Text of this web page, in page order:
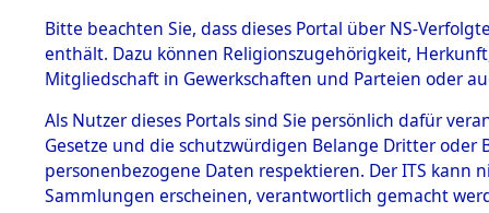
BESTÄNDE
1.
mente
5. Verschiedenes
5.3
Todesmärsche
Bitte beachten Sie, dass dieses Portal über NS-
enthält. Dazu können Religionszugehörigkeit,
Mitgliedschaft in Gewerkschaften und Parteien oder
Als Nutzer dieses Portals sind Sie persönlich dafür
Gesetze und die schutzwürdigen Belange Dritter
personenbezogene Daten respektieren. Der ITS
Sammlungen erscheinen, verantwortlich gemacht